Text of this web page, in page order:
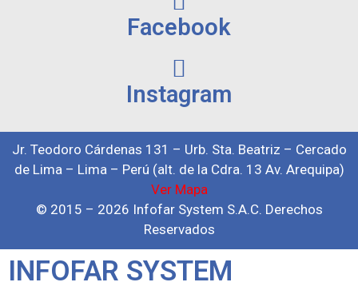
Facebook
Instagram
Jr. Teodoro Cárdenas 131 – Urb. Sta. Beatriz – Cercado
de Lima – Lima – Perú (alt. de la Cdra. 13 Av. Arequipa)
Ver Mapa
© 2015 – 2026 Infofar System S.A.C. Derechos
Reservados
INFOFAR SYSTEM